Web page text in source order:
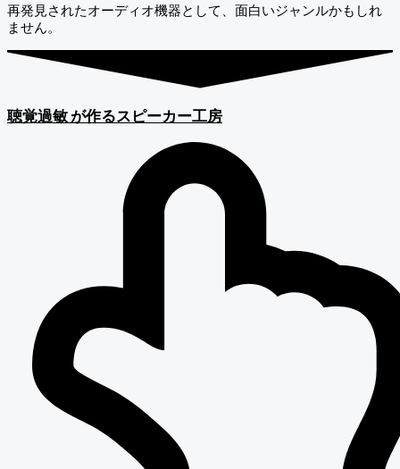
再発見されたオーディオ機器として、面白いジャンルかもしれ
ません。
聴覚過敏が作るスピーカー工房